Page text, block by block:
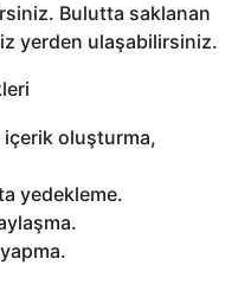
Bulutta saklanan
yerden ulaşabilirsiniz.
oluşturma,
yedekleme.